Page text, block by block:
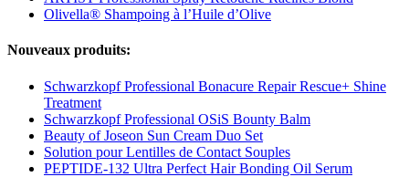
Olivella® Shampoing à l’Huile d’Olive
Nouveaux produits:
Schwarzkopf Professional Bonacure Repair Rescue+ Shine
Treatment
Schwarzkopf Professional OSiS Bounty Balm
Beauty of Joseon Sun Cream Duo Set
Solution pour Lentilles de Contact Souples
PEPTIDE-132 Ultra Perfect Hair Bonding Oil Serum